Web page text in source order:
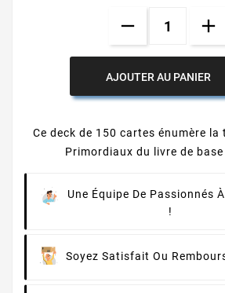
AJOUTER AU PANIER
Ce deck de 150 cartes énumère
Primordiaux du livre de
Une Équipe De Passionnés
!
Soyez Satisfait Ou